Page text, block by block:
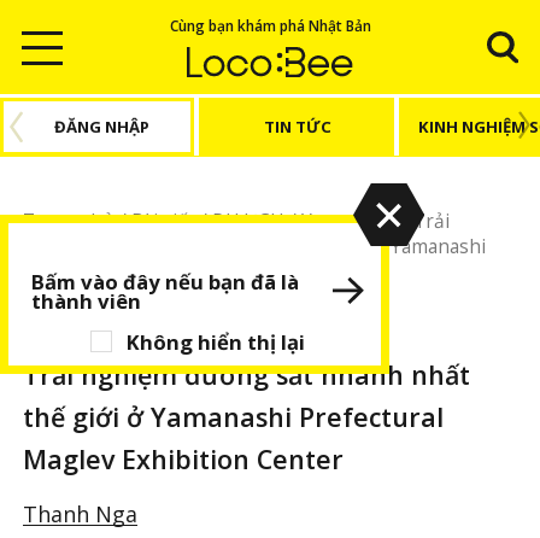
Cùng bạn khám phá Nhật Bản
ĐĂNG NHẬP TIN TỨC KINH NGHIỆM
Trang chủ/Bài viết/DU LỊCH/Yamanashi/ Trải
nghiệm đường sắt nhanh nhất thế giới ở Yamanashi
Prefectural Maglev Exhibition Center
Trải nghiệm đường sắt nhanh nhất
thế giới ở Yamanashi Prefectural
Maglev Exhibition Center
Thanh Nga
Không hiển thị lại
Bấm vào đây nếu bạn đã là
thành viên